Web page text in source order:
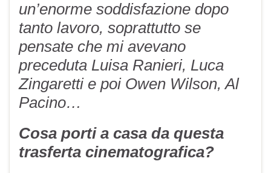
un’enorme soddisfazione dopo
tanto lavoro, soprattutto se
pensate che mi avevano
preceduta Luisa Ranieri, Luca
Zingaretti e poi Owen Wilson, Al
Pacino…
Cosa porti a casa da questa
trasferta cinematografica?